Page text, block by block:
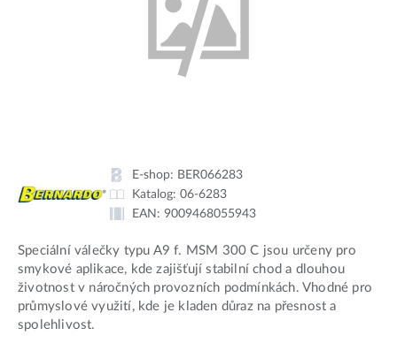
E-shop: BER066283
Katalog: 06-6283
EAN: 9009468055943
Speciální válečky typu A9 f. MSM 300 C jsou určeny pro
smykové aplikace, kde zajišťují stabilní chod a dlouhou
životnost v náročných provozních podmínkách. Vhodné pro
průmyslové využití, kde je kladen důraz na přesnost a
spolehlivost.